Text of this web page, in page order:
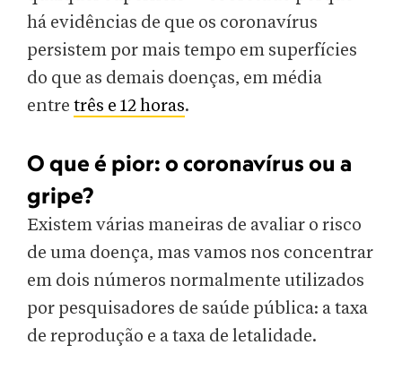
há evidências de que os coronavírus
persistem por mais tempo em superfícies
do que as demais doenças, em média
entre três e 12 horas.
O que é pior: o coronavírus ou a
gripe?
Existem várias maneiras de avaliar o risco
de uma doença, mas vamos nos concentrar
em dois números normalmente utilizados
por pesquisadores de saúde pública: a taxa
de reprodução e a taxa de letalidade.